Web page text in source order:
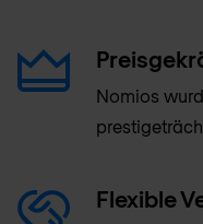
Nomios
Flexible